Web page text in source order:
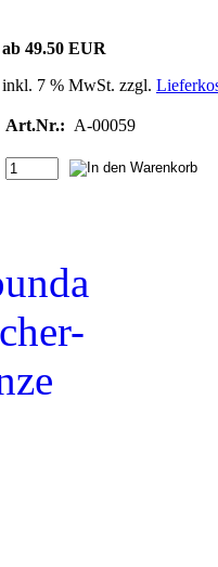
ab 49.50 EUR
inkl. 7 % MwSt. zzgl.
Art.Nr.: A-00059